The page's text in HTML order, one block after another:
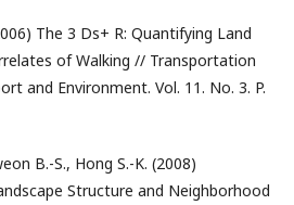
The 3 Ds+ R: Quantifying Land
of Walking // Transportation
and Environment. Vol. 11. No. 3. P.
B.-S., Hong S.-K. (2008)
Structure and Neighborhood